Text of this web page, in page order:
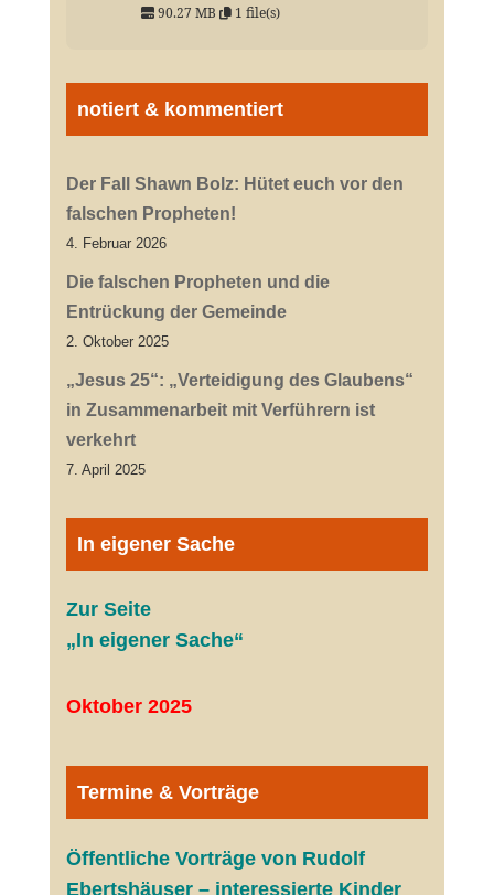
90.27 MB 1 file(s)
notiert & kommentiert
Der Fall Shawn Bolz: Hütet euch vor den
falschen Propheten!
4. Februar 2026
Die falschen Propheten und die
Entrückung der Gemeinde
2. Oktober 2025
„Jesus 25“: „Verteidigung des Glaubens“
in Zusammenarbeit mit Verführern ist
verkehrt
7. April 2025
In eigener Sache
Zur Seite
„In eigener Sache“
Oktober 2025
Termine & Vorträge
Öffentliche Vorträge von Rudolf
Ebertshäuser – interessierte Kinder